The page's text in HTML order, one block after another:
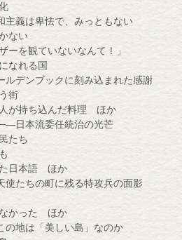
義は卑怯で、みっともない
ない
ーを観ていないなんて！」
なれる国
デンブックに刻み込まれた感謝
街
が持ち込んだ料理 ほか
日本流委任統治の光芒
たち
た日本語 ほか
たちの町に残る特攻兵の面影
なかった ほか
地は「美しい島」なのか